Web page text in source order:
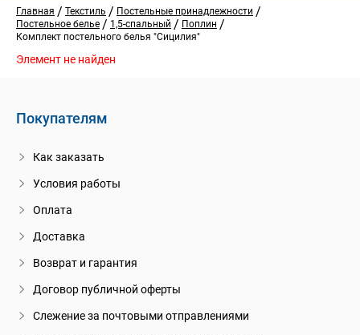
Главная / Текстиль / Постельные принадлежности /
Постельное белье / 1,5-спальный / Поплин /
Комплект постельного белья "Сицилия"
Элемент не найден
Покупателям
Как заказать
Условия работы
Оплата
Доставка
Возврат и гарантия
Договор публичной оферты
Слежение за почтовыми отправлениями